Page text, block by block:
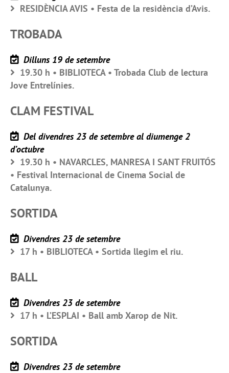
RESIDÈNCIA AVIS • Festa de la residència d’Avis.
TROBADA
Dilluns 19 de setembre
19.30 h • BIBLIOTECA • Trobada Club de lectura
Jove Entrelínies.
CLAM FESTIVAL
Del divendres 23 de setembre al diumenge 2
d’octubre
19.30 h • NAVARCLES, MANRESA I SANT FRUITÓS
• Festival Internacional de Cinema Social de
Catalunya.
SORTIDA
Divendres 23 de setembre
17 h • BIBLIOTECA • Sortida llegim el riu.
BALL
Divendres 23 de setembre
17 h • L’ESPLAI • Ball amb Xarop de Nit.
SORTIDA
Divendres 23 de setembre